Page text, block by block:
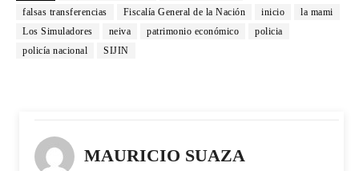
falsas transferencias
Fiscalía General de la Nación inicio
la mami
Los Simuladores
neiva patrimonio económico
policia
policía nacional
SIJIN
MAURICIO SUAZA